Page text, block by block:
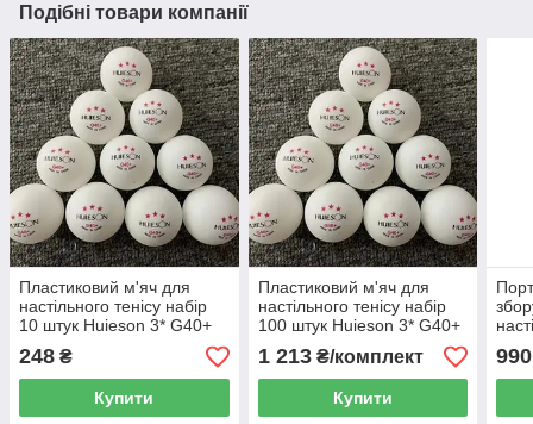
Подібні товари компанії
Пластиковий м'яч для
настільного тенісу набір
10 штук Huieson 3* G40+
М'ячі для настільного
тенісу 3Stars ABS+ вага
2,85 гр
248 ₴
Купити
Пластиковий м'яч для
настільного тенісу набір
100 штук Huieson 3* G40+
М'ячі для настільного
тенісу 3 Stars ABS+ вага
2,85 гр
1 213₴/комплект
Купити
990